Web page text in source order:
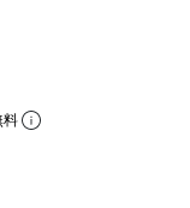
料